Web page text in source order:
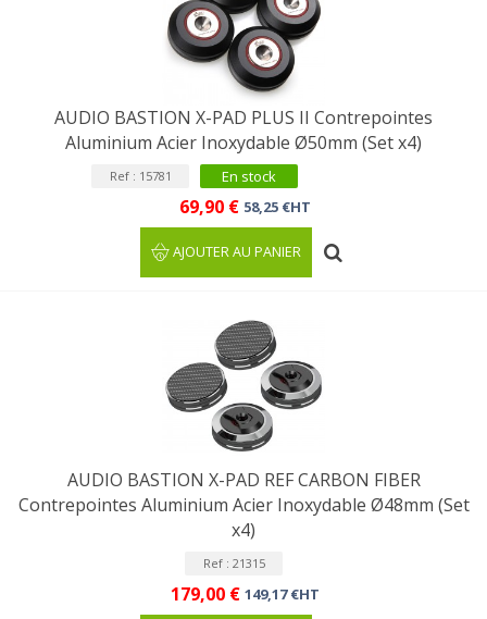
AUDIO BASTION X-PAD PLUS II Contrepointes
Aluminium Acier Inoxydable Ø50mm (Set x4)
Ref : 15781 En stock
69,90 € 58,25 €HT
AJOUTER AU PANIER
AUDIO BASTION X-PAD REF CARBON FIBER
Contrepointes Aluminium Acier Inoxydable Ø48mm (Set
x4)
Ref : 21315
179,00 € 149,17 €HT